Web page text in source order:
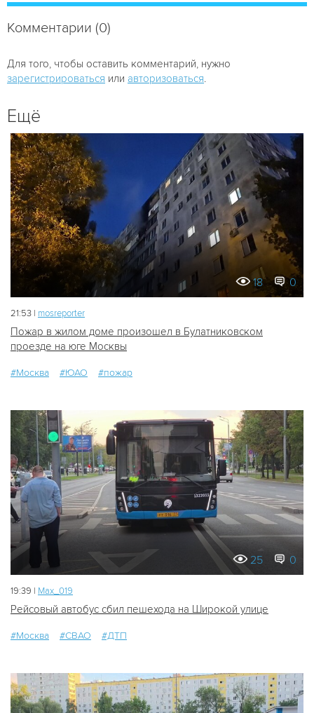
Комментарии (0)
Для того, чтобы оставить комментарий, нужно
зарегистрироваться или авторизоваться
Ещё
18 0
21:53 | mosreporter
Пожар в жилом доме произошел в Булатниковском
проезде на юге Москвы
#Москва #ЮАО #пожар
25 0
19:39 | Мах_019
Рейсовый автобус сбил пешехода на Широкой улице
#Москва #СВАО #ДТП